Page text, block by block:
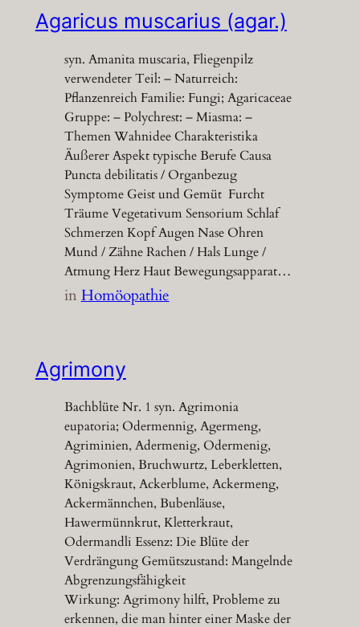
Agaricus muscarius (agar.)
syn. Amanita muscaria, Fliegenpilz
verwendeter Teil: – Naturreich:
Pflanzenreich Familie: Fungi; Agaricaceae
Gruppe: – Polychrest: – Miasma: –
Themen Wahnidee Charakteristika
Äußerer Aspekt typische Berufe Causa
Puncta debilitatis / Organbezug
Symptome Geist und Gemüt Furcht
Träume Vegetativum Sensorium Schlaf
Schmerzen Kopf Augen Nase Ohren
Mund / Zähne Rachen / Hals Lunge /
Atmung Herz Haut Bewegungsapparat…
inHomöopathie
Agrimony
Bachblüte Nr. 1 syn. Agrimonia
eupatoria; Odermennig, Agermeng,
Agriminien, Adermenig, Odermenig,
Agrimonien, Bruchwurtz, Leberkletten,
Königskraut, Ackerblume, Ackermeng,
Ackermännchen, Bubenläuse,
Hawermünnkrut, Kletterkraut,
Odermandli Essenz: Die Blüte der
Verdrängung Gemütszustand: Mangelnde
Abgrenzungsfähigkeit
Wirkung: Agrimony hilft, Probleme zu
erkennen, die man hinter einer Maske der